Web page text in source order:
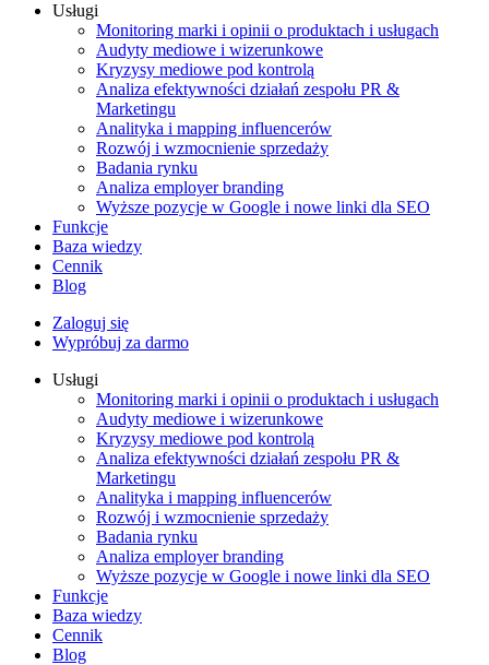
Usługi
Monitoring marki i opinii o produktach i usługach
Audyty mediowe i wizerunkowe
Kryzysy mediowe pod kontrolą
Analiza efektywności działań zespołu PR &
Marketingu
Analityka i mapping influencerów
Rozwój i wzmocnienie sprzedaży
Badania rynku
Analiza employer branding
Wyższe pozycje w Google i nowe linki dla SEO
Funkcje
Baza wiedzy
Cennik
Blog
Zaloguj się
Wypróbuj za darmo
Usługi
Monitoring marki i opinii o produktach i usługach
Audyty mediowe i wizerunkowe
Kryzysy mediowe pod kontrolą
Analiza efektywności działań zespołu PR &
Marketingu
Analityka i mapping influencerów
Rozwój i wzmocnienie sprzedaży
Badania rynku
Analiza employer branding
Wyższe pozycje w Google i nowe linki dla SEO
Funkcje
Baza wiedzy
Cennik
Blog